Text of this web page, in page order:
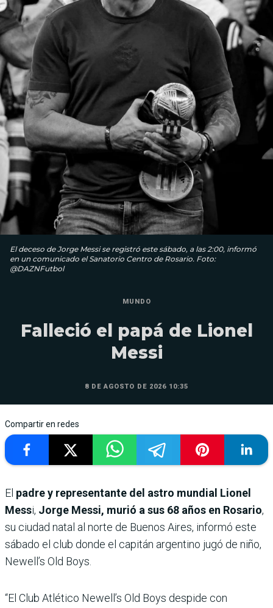
El deceso de Jorge Messi se registró este sábado, a las 2:00, informó
en un comunicado el Sanatorio Centro de Rosario. Foto:
@DAZNFutbol
MUNDO
Falleció el papá de Lionel
Messi
8 DE AGOSTO DE 2026 10:35
Compartir en redes
El padre y representante del astro mundial Lionel
Messi, Jorge Messi, murió a sus 68 años en Rosario,
su ciudad natal al norte de Buenos Aires, informó este
sábado el club donde el capitán argentino jugó de niño,
Newell’s Old Boys.
“El Club Atlético Newell’s Old Boys despide con